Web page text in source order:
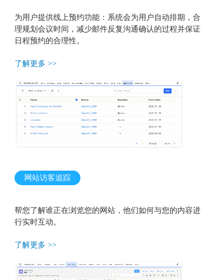
为用户提供线上预约功能：系统会为用户自动排期，合
理规划会议时间，减少邮件反复沟通确认的过程并保证
日程预约的合理性。
了解更多 >>
网站访客追踪
帮您了解谁正在浏览您的网站，他们如何与您的内容进
行实时互动。
了解更多 >>